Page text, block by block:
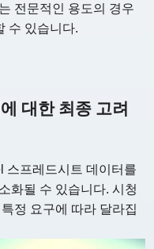
전문적인 용도의 경우
수 있습니다.
대한 최종 고려
스프레드시트 데이터를
화될 수 있습니다. 시청
정 요구에 따라 달라집